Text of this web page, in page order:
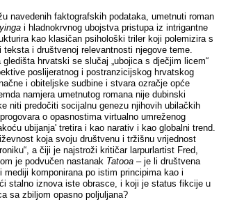
navedenih faktografskih podataka, umetnuti roman
i hladnokrvnog ubojstva pristupa iz intrigantne
kao klasičan psihološki triler koji polemizira s
i društvenoj relevantnosti njegove teme.
hrvatski se slučaj „ubojica s dječjim licem“
poslijeratnog i postranzicijskog hrvatskog
i obiteljske sudbine i stvara ozračje opće
namjera umetnutog romana nije dubinski
niti predočiti socijalnu genezu njihovih ubilačkih
o opasnostima virtualno umreženog
ubijanja' tretira i kao narativ i kao globalni trend.
koja svoju društvenu i tržišnu vrijednost
a čiji je najstroži kritičar larpurlartist Fred,
je podvučen nastanak Tatooa – je li društvena
komponirana po istim principima kao i
stalno iznova iste obrasce, i koji je status fikcije u
sa zbiljom opasno poljuljana?